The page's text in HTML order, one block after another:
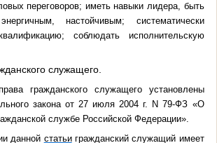
переговоров; иметь навыки лидера, быть
настойчивым; систематически
соблюдать исполнительскую
служащего.
гражданского служащего установлены
закона от 27 июля 2004 г. N 79-ФЗ «О
службе Российской Федерации».
данной статьи гражданский служащий имеет